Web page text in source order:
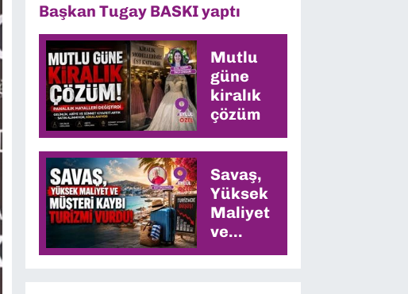
Başkan Tugay BASKI yaptı
Mutlu
güne
kiralık
çözüm
Savaş,
Yüksek
Maliyet
ve
Müşteri